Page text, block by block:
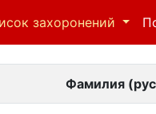
захоронений
Фамилия